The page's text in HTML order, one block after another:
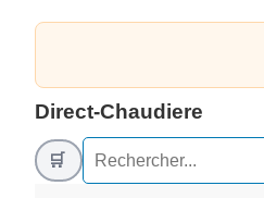
Direct-Chaudiere
🛒